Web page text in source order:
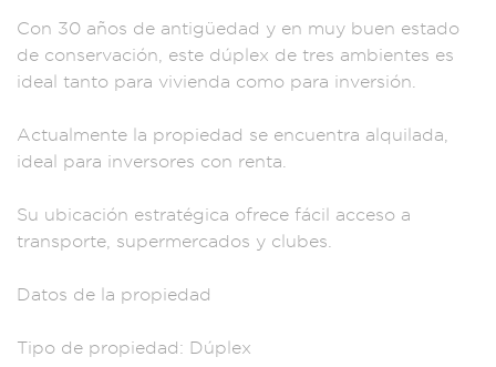
Con 30 años de antigüedad y en muy buen estado
de conservación, este dúplex de tres ambientes es
ideal tanto para vivienda como para inversión.
Actua lmente la propiedad se encuentra alquilada
ideal para inversores con renta.
Su ubicación estratégica ofrece fácil acceso a
transporte, supermercados y clubes.
Datos de la propiedad
Tipo de propiedad: Dúp lex